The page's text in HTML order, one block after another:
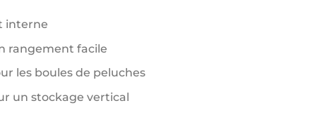
interne
rangement facile
les boules de peluches
un stockage vertical